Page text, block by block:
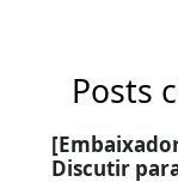
Posts
Discutir